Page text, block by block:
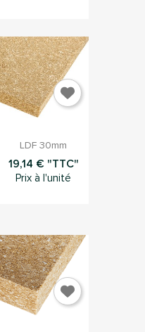
Aperçu rapide
LDF 30mm
19,14 € "TTC"
Prix à l'unité